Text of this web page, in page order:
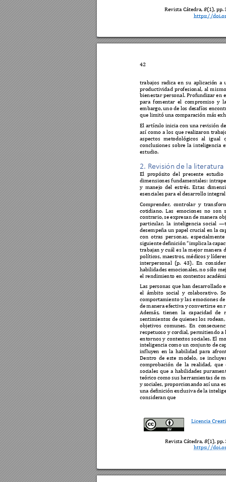
Revista Cátedra, 8(1), pp.
https://
42
Licencia
Revista Cátedra, 8(1), pp.
https://
trabajos radica en su aplicación a
productividad profesional, al m
bienestar personal. Profundizar en
para fomentar el compromiso y
embargo, uno de los desafíos
que limitó una comparación más
El artículo inicia con una revisión
así como a los que realizaron
aspectos metodológicos al igual
conclusiones sobre la inteligencia
estudio.
2. Revisión de la literatura
El propósito del presente estudio
dimensiones fundamentales:
y manejo del estrés. Estas d
esenciales para el desarrollo integ
Comprender, controlar y
cotidiano. Las emociones no son
contrario, se expresan de manera
particular, la inteligencia social —
desempeña un papel crucial en la
con otras personas, especialmente
siguiente definición “implica la capa
trabajan y cuál es la mejor manera
políticos, maestros, médicos y lídere
interpersonal (p. 43). En
habilidades emocionales, no sólo m
el rendimiento en contextos académ
Las personas que han desarrollado
el ámbito social y colaborativo.
comportamiento y las emociones
de manera efectiva y convertirse en
Además,
tienen la capacidad de
sentimientos de quienes los rodean,
objetivos comunes. En
respetuoso y cordial, permitiendo a
entornos y contextos sociales. El m
inteligencia como un conjunto de
influyen en la habilidad para
Dentro de este modelo, se
comprobación de la realidad, que
sociales que a habilidades
teórico como sus herramientas de
y sociales, proporcionando así una
una definición exclusiva de la
consideran que